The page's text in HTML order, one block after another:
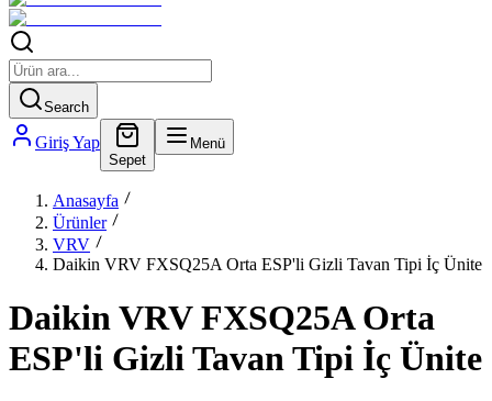
Search
Giriş Yap
Sepet
Menü
Anasayfa
Ürünler
VRV
Daikin VRV FXSQ25A Orta ESP'li Gizli Tavan Tipi İç Ünite
Daikin VRV FXSQ25A Orta
ESP'li Gizli Tavan Tipi İç Ünite